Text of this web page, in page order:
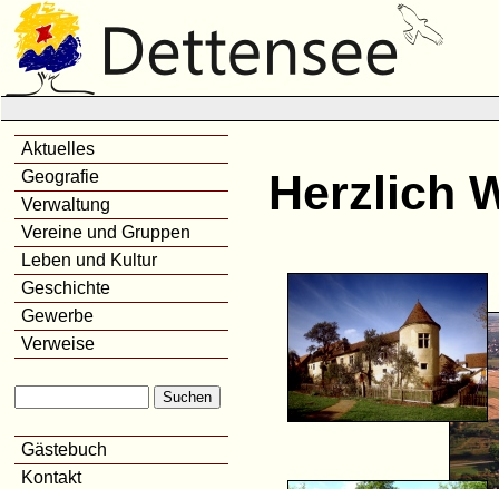
Aktuelles
Geografie
Verwaltung
Vereine und Gruppen
Leben und Kultur
Geschichte
Gewerbe
Verweise
Gästebuch
Kontakt
Herzlich